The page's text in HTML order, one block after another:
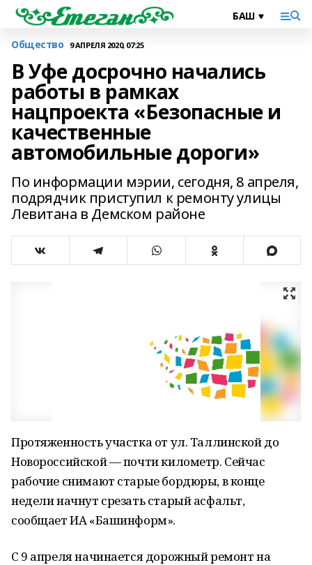
Общество 9 АПРЕЛЯ 2020, 07:25
В Уфе досрочно начались
работы в рамках
нацпроекта «Безопасные и
качественные
автомобильные дороги»
По информации мэрии, сегодня, 8 апреля,
подрядчик приступил к ремонту улицы
Левитана в Демском районе
Протяженность участка от ул. Таллинской до
Новороссийской — почти километр. Сейчас
рабочие снимают старые бордюры, в конце
недели начнут срезать старый асфальт,
сообщает ИА «Башинформ».
С 9 апреля начинается дорожный ремонт на